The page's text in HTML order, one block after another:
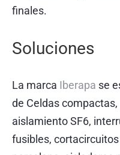
finales.
Soluciones
La marca Iberapa se
de Celdas
aislamiento SF6,
fusibles,